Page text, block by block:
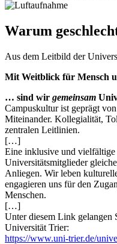
Warum
Aus dem Leitbild der
Mit Weitblick für Mensch
… sind wir gemeinsam
Campuskultur ist geprägt
Miteinander. Kollegialität,
zentralen Leitlinien.
[…]
Eine inklusive und vielfältige
Universitätsmitglieder
Anliegen. Wir leben
engagieren uns für den
Menschen.
[…]
Unter diesem Link gelangen
Universität Trier:
https://www.uni-trier.de/